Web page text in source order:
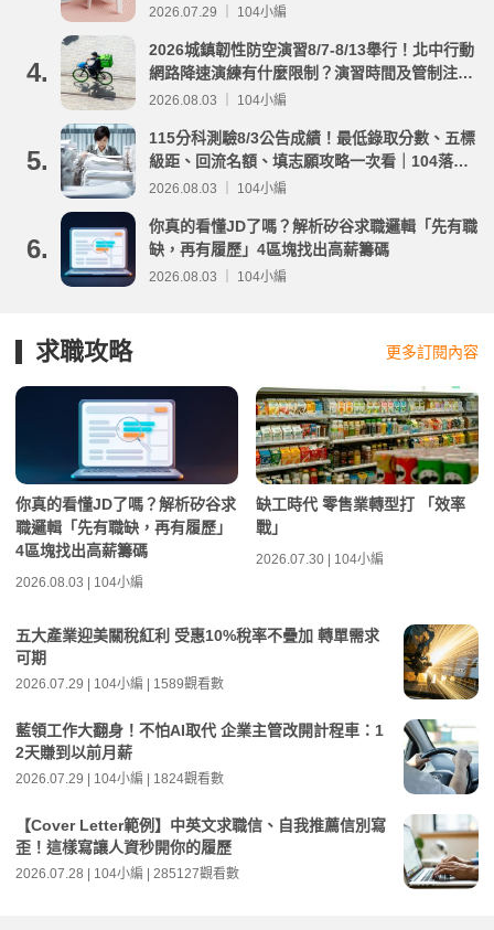
2026.07.29 ｜ 104小編
4.
2026城鎮韌性防空演習8/7-8/13舉行！北中行動
網路降速演練有什麼限制？演習時間及管制注意
事項整理
2026.08.03 ｜ 104小編
5.
115分科測驗8/3公告成績！最低錄取分數、五標
級距、回流名額、填志願攻略一次看｜104落點
分析
2026.08.03 ｜ 104小編
6.
你真的看懂JD了嗎？解析矽谷求職邏輯「先有職
缺，再有履歷」4區塊找出高薪籌碼
2026.08.03 ｜ 104小編
求職攻略 更多訂閱內容
你真的看懂JD了嗎？解析矽谷求
職邏輯「先有職缺，再有履歷」
4區塊找出高薪籌碼
2026.08.03 | 104小編
缺工時代 零售業轉型打 「效率
戰」
2026.07.30 | 104小編
五大產業迎美關稅紅利 受惠10%稅率不疊加 轉單需求
可期
2026.07.29 | 104小編 | 1589觀看數
藍領工作大翻身！不怕AI取代 企業主管改開計程車：1
2天賺到以前月薪
2026.07.29 | 104小編 | 1824觀看數
【Cover Letter範例】中英文求職信、自我推薦信別寫
歪！這樣寫讓人資秒開你的履歷
2026.07.28 | 104小編 | 285127觀看數